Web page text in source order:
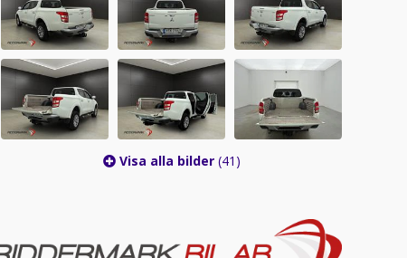
Visa alla bilder (41)